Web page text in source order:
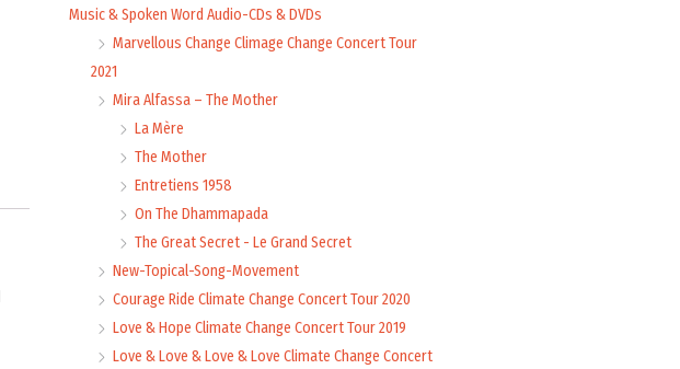
Music & Spoken Word Audio-CDs & DVDs
Marvellous Change Climage Change Concert Tour
2021
Mira Alfassa – The Mother
La Mère
The Mother
Entretiens 1958
On The Dhammapada
The Great Secret - Le Grand Secret
New-Topical-Song-Movement
Courage Ride Climate Change Concert Tour 2020
Love & Hope Climate Change Concert Tour 2019
Love & Love & Love & Love Climate Change Concert